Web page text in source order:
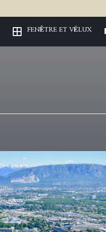
FENÊTRE ET VÉLUX